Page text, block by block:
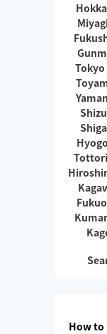
Tokyo
Shiga
Hyogo
Tottori
How to